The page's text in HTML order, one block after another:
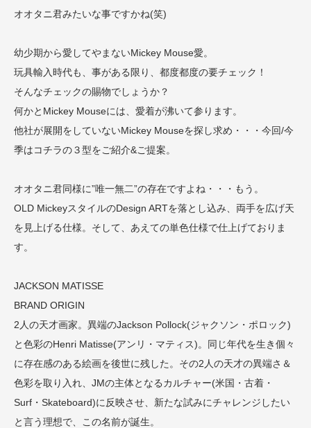
オオタニ君みたいな事ですかね(笑)
幼少期から愛してやまないMickey Mouse愛。
玩具輸入時代も、事がある限り、都度都度の要チェック！
そんなチェックの賜物でしょうか？
何かとMickey Mouseには、愛着が沸いて参ります。
他社が展開をしていないMickey Mouseを探し求め・・・今回/今
季はコチラの３型をご紹介&ご提案。
オオタニ君同様に”唯一無二”の存在ですよね・・・もう。
OLD MickeyスタイルのDesign ARTを落とし込み、両手を広げ天
を見上げる仕様。そして、あえての単色仕様で仕上げておりま
す。
JACKSON MATISSE
BRAND ORIGIN
2人の天才画家。異端のJackson Pollock(ジャクソン・ポロック)
と色彩のHenri Matisse(アンリ・マティス)。同じ年代を生き個々
に存在感のある絵画を後世に残した。その2人の天才の異端さ＆
色彩を取り入れ、JMの主体となるカルチャー(米国・古着・
Surf・Skateboard)に反映させ、新たな試みにチャレンジしたい
と言う理想で、この名前が誕生。